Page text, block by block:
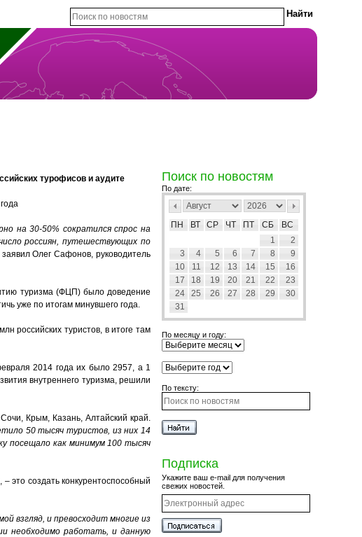
турофисов и аудите
на 30-50% сократился спрос на
россиян, путешествующих по
заявил Олег Сафонов, руководитель
туризма (ФЦП) было доведение
уже по итогам минувшего года.
российских туристов, в итоге там
2014 года их было 2957, а 1
внутреннего туризма, решили
Крым, Казань, Алтайский край.
50 тысяч туристов, из них 14
посещало как минимум 100 тысяч
это создать конкурентоспособный
взгляд, и превосходит многие из
необходимо работать, и данную
Поиск по новостям
По дате:
ПН ВТ СР ЧТ ПТ СБ
ВС
1
2
3
4 5 6 7 8
9
10
11 12 13 14 15
16
17
18 19 20 21 22
23
24
25 26 27 28 29
30
31
По месяцу и году:
По тексту:
Подписка
Укажите ваш e-mail для получения
свежих новостей.